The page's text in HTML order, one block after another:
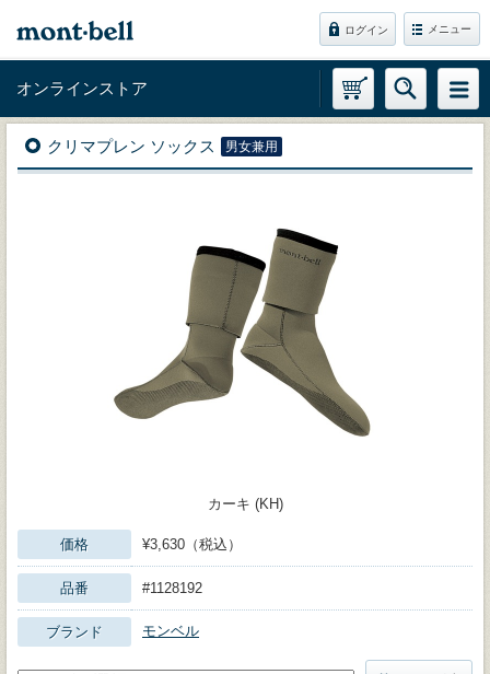
ログイン メニュー
オンラインストア
クリマプレン ソックス 男女兼用
カーキ (KH)
価格 ¥3,630（税込）
品番 #1128192
ブランド モンベル